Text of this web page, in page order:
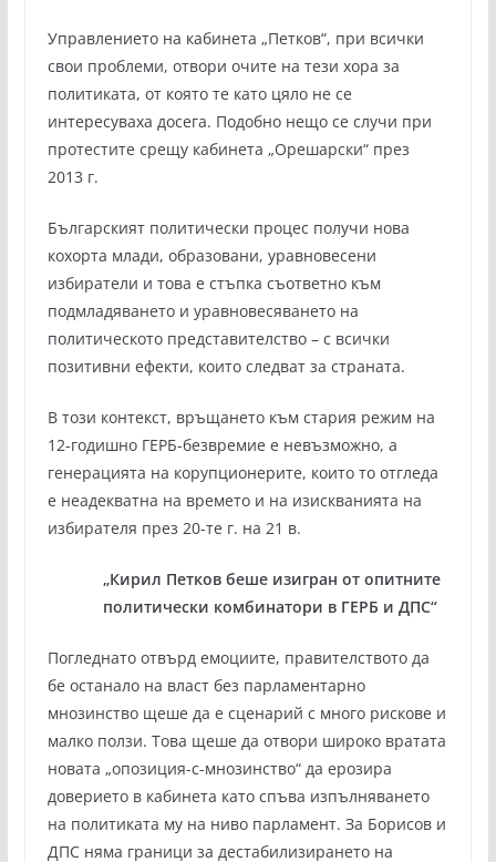
Управлението на кабинета „Петков“, при всички
свои проблеми, отвори очите на тези хора за
политиката, от която те като цяло не се
интересуваха досега. Подобно нещо се случи при
протестите срещу кабинета „Орешарски“ през
2013 г.
Българският политически процес получи нова
кохорта млади, образовани, уравновесени
избиратели и това е стъпка съответно към
подмладяването и уравновесяването на
политическото представителство – с всички
позитивни ефекти, които следват за страната.
В този контекст, връщането към стария режим на
12-годишно ГЕРБ-безвремие е невъзможно, а
генерацията на корупционерите, които то отгледа
е неадекватна на времето и на изискванията на
избирателя през 20-те г. на 21 в.
„Кирил Петков беше изигран от опитните
политически комбинатори в ГЕРБ и ДПС“
Погледнато отвърд емоциите, правителството да
бе останало на власт без парламентарно
мнозинство щеше да е сценарий с много рискове и
малко ползи. Това щеше да отвори широко вратата
новата „опозиция-с-мнозинство“ да ерозира
доверието в кабинета като спъва изпълняването
на политиката му на ниво парламент. За Борисов и
ДПС няма граници за дестабилизирането на